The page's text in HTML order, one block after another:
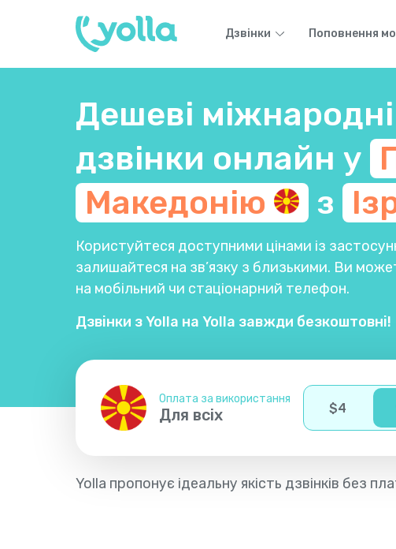
Дзвінки Поповнення
Дешеві міжнародні
дзвінки онлайн у
Македонію
з
Користуйтеся доступними цінами із
залишайтеся на зв’язку з близькими. Ви
на мобільний чи стаціонарний телефон.
Дзвінки з Yolla на Yolla завжди безкоштовні!
Оплата за використання
Для всіх $4
Yolla пропонує ідеальну якість дзвінків без